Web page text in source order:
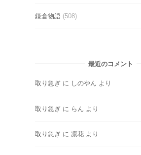
鎌倉物語 (508)
最近のコメント
取り急ぎ に しのやん より
取り急ぎ に らん より
取り急ぎ に 凛花 より